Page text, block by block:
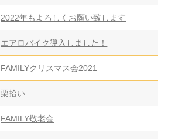
2022年もよろしくお願い致します
エアロバイク導入しました！
FAMILYクリスマス会2021
栗拾い
FAMILY敬老会